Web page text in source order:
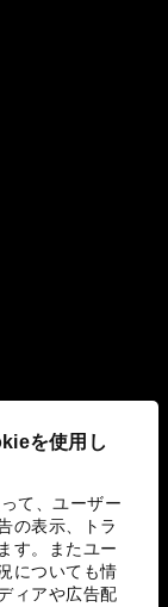
を使用し
て、ユーザー
の表示、トラ
す。またユー
についても情
ィアや広告配